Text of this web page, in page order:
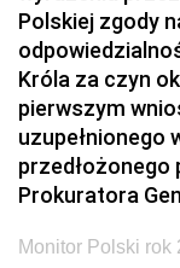
Polskiej zgody
Króla za czyn
pierwszym
uzupełnionego
przedłożonego
Prokuratora
Monitor Polski rok